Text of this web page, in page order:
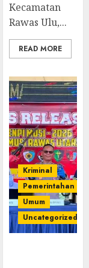
Kecamatan
Rawas Ulu,...
READ MORE
Kriminal
Pemerintahan
Umum
Uncategorized